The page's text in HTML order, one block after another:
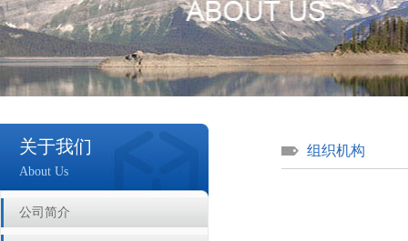
关于我们
About Us
公司简介
组织机构